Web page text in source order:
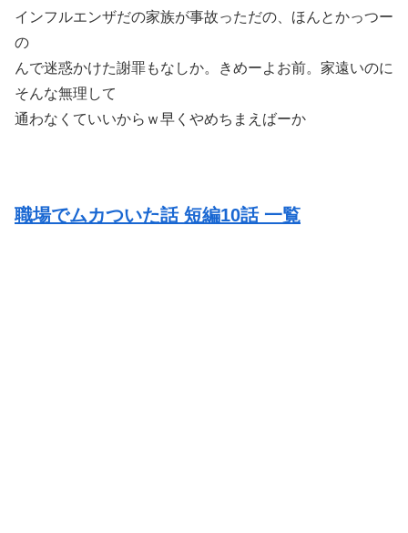
インフルエンザだの家族が事故っただの、ほんとかっつー
の
んで迷惑かけた謝罪もなしか。きめーよお前。家遠いのに
そんな無理して
通わなくていいからｗ早くやめちまえばーか
職場でムカついた話 短編10話 一覧